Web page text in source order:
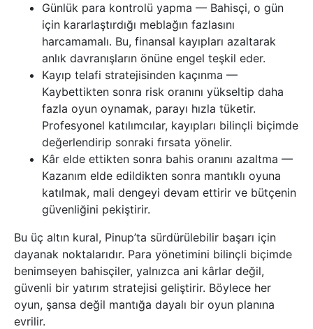
Günlük para kontrolü yapma — Bahisçi, o gün
için kararlaştırdığı meblağın fazlasını
harcamamalı. Bu, finansal kayıpları azaltarak
anlık davranışların önüne engel teşkil eder.
Kayıp telafi stratejisinden kaçınma —
Kaybettikten sonra risk oranını yükseltip daha
fazla oyun oynamak, parayı hızla tüketir.
Profesyonel katılımcılar, kayıpları bilinçli biçimde
değerlendirip sonraki fırsata yönelir.
Kâr elde ettikten sonra bahis oranını azaltma —
Kazanım elde edildikten sonra mantıklı oyuna
katılmak, mali dengeyi devam ettirir ve bütçenin
güvenliğini pekiştirir.
Bu üç altın kural, Pinup’ta sürdürülebilir başarı için
dayanak noktalarıdır. Para yönetimini bilinçli biçimde
benimseyen bahisçiler, yalnızca ani kârlar değil,
güvenli bir yatırım stratejisi geliştirir. Böylece her
oyun, şansa değil mantığa dayalı bir oyun planına
evrilir.